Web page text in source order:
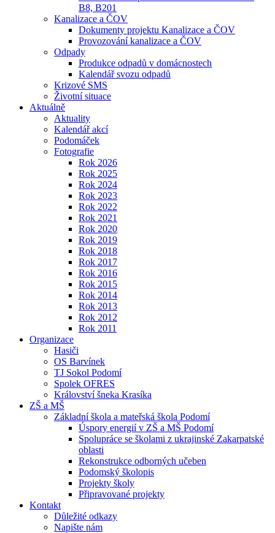
B8, B201
Kanalizace a ČOV
Dokumenty projektu Kanalizace a ČOV
Provozování kanalizace a ČOV
Odpady
Produkce odpadů v domácnostech
Kalendář svozu odpadů
Krizové SMS
Životní situace
Aktuálně
Aktuality
Kalendář akcí
Podomáček
Fotografie
Rok 2026
Rok 2025
Rok 2024
Rok 2023
Rok 2022
Rok 2021
Rok 2020
Rok 2019
Rok 2018
Rok 2017
Rok 2016
Rok 2015
Rok 2014
Rok 2013
Rok 2012
Rok 2011
Organizace
Hasiči
OS Barvínek
TJ Sokol Podomí
Spolek OFRES
Království šneka Krasíka
ZŠ a MŠ
Základní škola a mateřská škola Podomí
Úspory energií v ZŠ a MŠ Podomí
Spolupráce se školami z ukrajinské Zakarpatské
oblasti
Rekonstrukce odborných učeben
Podomský školopis
Projekty školy
Připravované projekty
Kontakt
Důležité odkazy
Napište nám